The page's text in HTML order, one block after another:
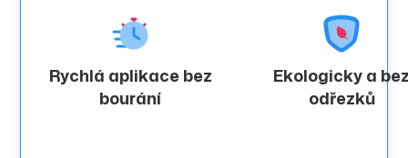
Rychlá aplikace bez
bourání
Ekologicky a
odřezků